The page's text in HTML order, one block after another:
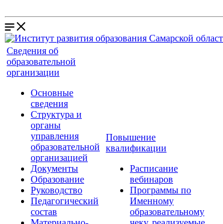
Сведения об
образовательной
организации
Основные
сведения
Структура и
органы
управления
образовательной
организацией
Документы
Образование
Руководство
Педагогический
состав
Повышение
квалификации
Расписание
вебинаров
Программы по
Именному
образовательному